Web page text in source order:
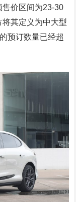
价区间为23-30
其定义为中大型
预订数量已经超